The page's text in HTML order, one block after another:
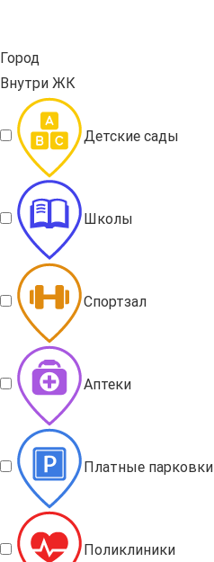
Город
Внутри ЖК
Детские сады
Школы
Спортзал
Аптеки
Платные парковки
Поликлиники